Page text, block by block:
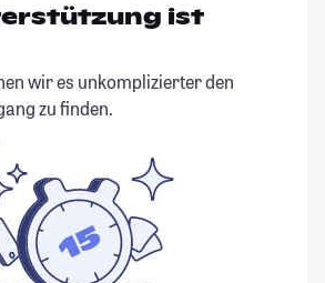
ist
wir es unkomplizierter den
zu finden.